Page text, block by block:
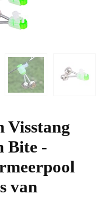
Visstang
Bite -
van